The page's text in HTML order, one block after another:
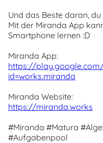
Und das Beste daran,
Mit der Miranda App
Smartphone lernen :D
Miranda App:
https://
id=works.miranda
Miranda Website:
https://miranda.works
#Miranda #Matura
#Aufgabenpool